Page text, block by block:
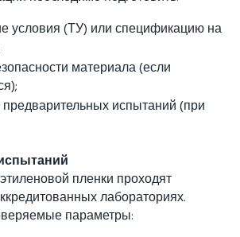
условия (ТУ) или спецификацию на
материала (если
испытаний (при
пленки проходят
лабораториях.
параметры: